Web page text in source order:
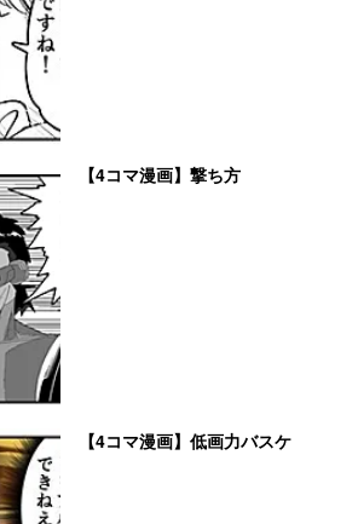
【4コマ漫画】撃ち方
【4コマ漫画】低画力バスケ